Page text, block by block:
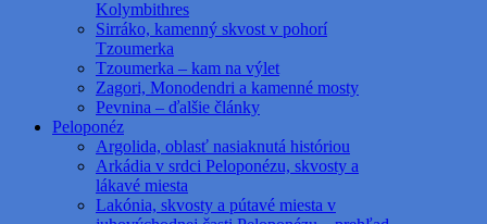
Kolymbithres
Sirráko, kamenný skvost v pohorí
Tzoumerka
Tzoumerka – kam na výlet
Zagori, Monodendri a kamenné mosty
Pevnina – ďalšie články
Peloponéz
Argolida, oblasť nasiaknutá históriou
Arkádia v srdci Peloponézu, skvosty a
lákavé miesta
Lakónia, skvosty a pútavé miesta v